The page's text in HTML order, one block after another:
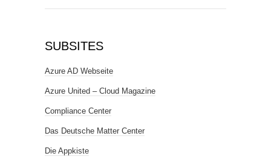
SUBSITES
Azure AD Webseite
Azure United – Cloud Magazine
Compliance Center
Das Deutsche Matter Center
Die Appkiste